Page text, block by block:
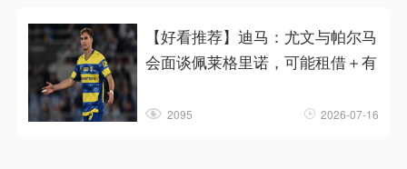
【好看推荐】迪马：尤文与帕尔马
会面谈佩莱格里诺，可能租借＋有
2095 2026-07-16